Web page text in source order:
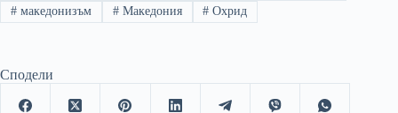
#македонизъм #Македония # Охрид
Сподели